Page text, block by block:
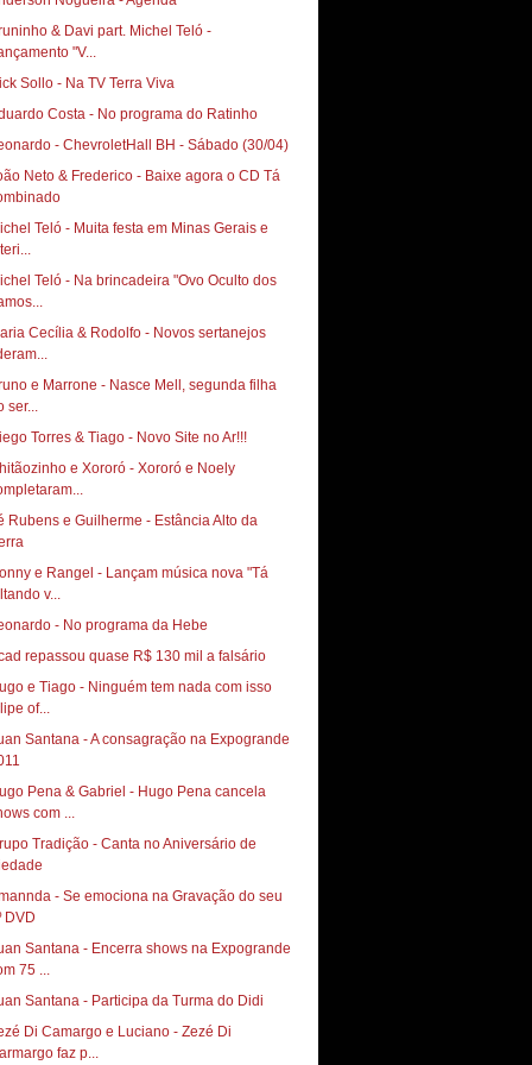
& Davi part. Michel Teló‏ -
"V...
Sollo - Na TV Terra Viva
Costa - No programa do Ratinho
Leonardo - ChevroletHall BH - Sábado (30/04)‏
Neto & Frederico - Baixe agora o CD Tá
Teló - Muita festa em Minas Gerais e
Teló - Na brincadeira "Ovo Oculto dos
Cecília & Rodolfo - Novos sertanejos
e Marrone - Nasce Mell, segunda filha
ser...
Diego Torres & Tiago‏ - Novo Site no Ar!!!
e Xororó - Xororó e Noely
Rubens e Guilherme - Estância Alto da
Serra‏
e Rangel - Lançam música nova "Tá
v...
- No programa da Hebe
repassou quase R$ 130 mil a falsário
e Tiago - Ninguém tem nada com isso
of...
Santana - A consagração na Expogrande
Pena & Gabriel - Hugo Pena cancela
com ...
Tradição - Canta no Aniversário de
- Se emociona na Gravação do seu
DVD
Santana - Encerra shows na Expogrande
75 ...
Santana - Participa da Turma do Didi
Di Camargo e Luciano - Zezé Di
faz p...